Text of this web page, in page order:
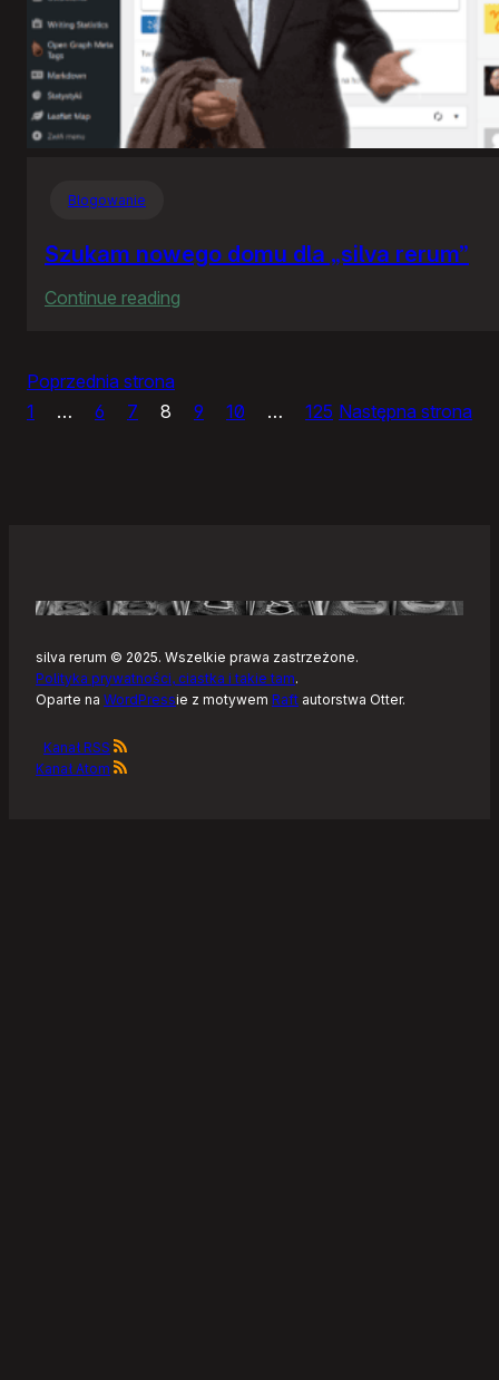
Blogowanie
Szukam nowego domu dla „silva rerum”
Continue reading
dla
Poprzednia strona
1
… 6 7 8 9 10 … 125 Następna strona
silva rerum © 2025. Wszelkie prawa zastrzeżone.
Polityka prywatności, ciastka i takie tam.
Oparte na WordPressie z motywem Raft autorstwa Otter.
Kanał RSS
Kanał Atom